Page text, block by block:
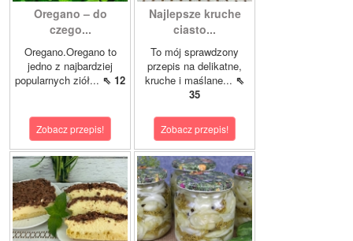
Oregano – do
czego...
Oregano.Oregano to
jedno z najbardziej
popularnych ziół... ⇖ 12
Zobacz przepis!
Najlepsze kruche
ciasto...
To mój sprawdzony
przepis na delikatne,
kruche i maślane... ⇖
35
Zobacz przepis!